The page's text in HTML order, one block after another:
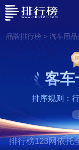
品牌排行榜> 汽车用品
客车
排序规则：
排行榜123网依托